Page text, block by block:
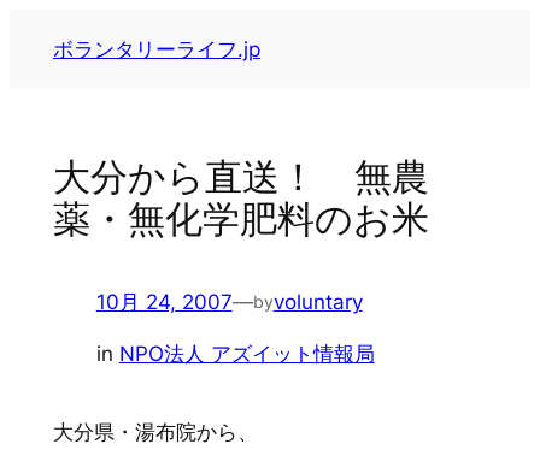
ボランタリーライフ.jp
大分から直送！ 無農
薬・無化学肥料のお米
10月 24, 2007—byvoluntary
in NPO法人 アズイット情報局
大分県・湯布院から、